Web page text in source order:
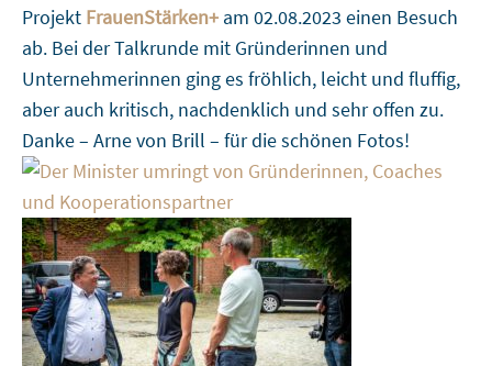
Projekt FrauenStärken+ am 02.08.2023 einen Besuch
ab. Bei der Talkrunde mit Gründerinnen und
Unternehmerinnen ging es fröhlich, leicht und fluffig,
aber auch kritisch, nachdenklich und sehr offen zu.
Danke – Arne von Brill – für die schönen Fotos!